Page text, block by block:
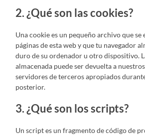
2. ¿Qué son las cookies?
Una cookie es un pequeño archivo que
páginas de esta web y que tu navegador
duro de su ordenador u otro dispositivo.
almacenada puede ser devuelta a
servidores de terceros apropiados
posterior.
3. ¿Qué son los scripts?
Un script es un fragmento de código de